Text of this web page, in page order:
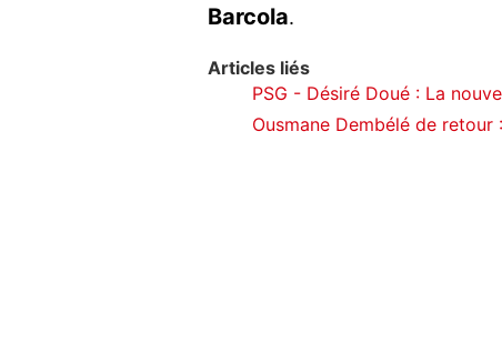
Barcola.
Articles liés
PSG - Désiré Doué : La
Ousmane Dembélé de retour